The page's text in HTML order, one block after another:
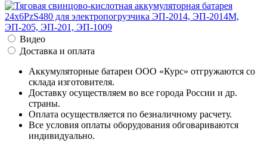
Видео
Доставка и оплата
Аккумуляторные батареи ООО «Курс» отгружаются со
склада изготовителя.
Доставку осуществляем во все города России и др.
страны.
Оплата осуществляется по безналичному расчету.
Все условия оплаты оборудования обговариваются
индивидуально.